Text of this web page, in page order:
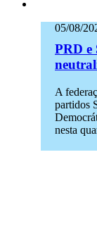
05/08/
PRD e
A
partidos
nesta